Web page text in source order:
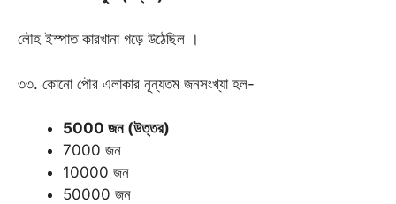
লৌহ ইস্পাত কারখানা গড়ে উঠেছিল ।
৩৩. কোনো পৌর এলাকার নূন্যতম জনসংখ্যা হল-
5000 জন (উত্তর)
7000 জন
10000 জন
50000 জন